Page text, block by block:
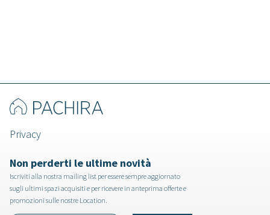
Privacy
Non perderti le ultime novità
Iscriviti alla nostra mailing list per essere sempre aggiornato
sugli ultimi spazi acquisiti e per ricevere in anteprima offerte e
promozioni sulle nostre Location.